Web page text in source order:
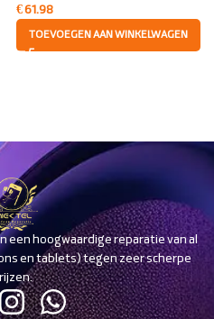
€61.98
TOEVOEGEN AAN WINKELWAGEN
een hoogwaardige reparatie van al
en tablets) tegen zeer scherpe